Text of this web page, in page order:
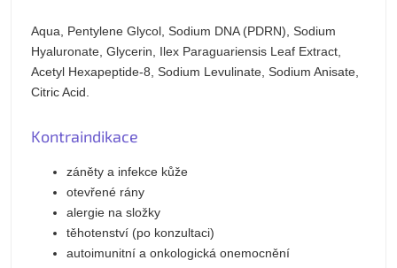
Aqua, Pentylene Glycol, Sodium DNA (PDRN), Sodium
Hyaluronate, Glycerin, Ilex Paraguariensis Leaf Extract,
Acetyl Hexapeptide-8, Sodium Levulinate, Sodium Anisate,
Citric Acid.
Kontraindikace
záněty a infekce kůže
otevřené rány
alergie na složky
těhotenství (po konzultaci)
autoimunitní a onkologická onemocnění